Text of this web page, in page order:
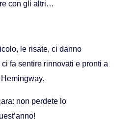
con gli altri…
le risate, ci danno
fa sentire rinnovati e pronti a
non perdete lo